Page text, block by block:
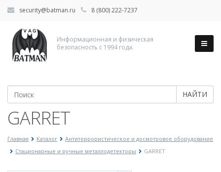
security@batman.ru 8 (800) 222-7237
Информационная и физическая
безопасность с 1994 года.
НАЙТИ
GARRET
Главная Каталог
Антитеррористическое и досмотровое оборудование
Стационарные и ручные металлодетекторы
GARRET